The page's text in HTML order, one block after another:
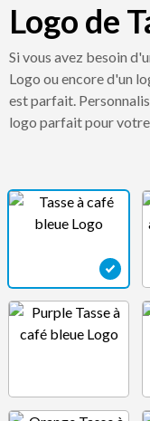
Logo de
Si vous avez besoin
Logo ou encore d'un
est parfait.
logo parfait pour